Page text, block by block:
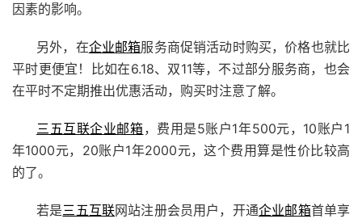
因素的影响。
另外，在企业邮箱服务商促销活动时购买，价格也就比
平时更便宜！比如在6.18、双11等，不过部分服务商，也会
在平时不定期推出优惠活动，购买时注意了解。
三五互联企业邮箱，费用是5账户1年500元，10账户1
年1000元，20账户1年2000元，这个费用算是性价比较高
的了。
若是三五互联网站注册会员用户，开通企业邮箱首单享